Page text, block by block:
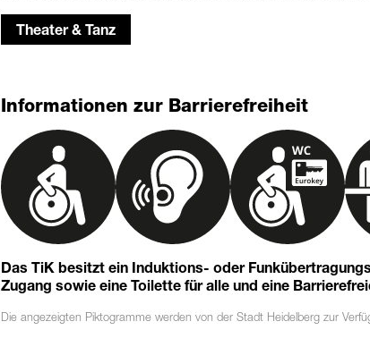
Theater & Tanz
Informationen zur Barrierefreiheit
Das TiK besitzt ein Induktions- oder
Zugang sowie eine Toilette für alle und eine
Die angezeigten Piktogramme werden von der Stadt Heidelberg zur